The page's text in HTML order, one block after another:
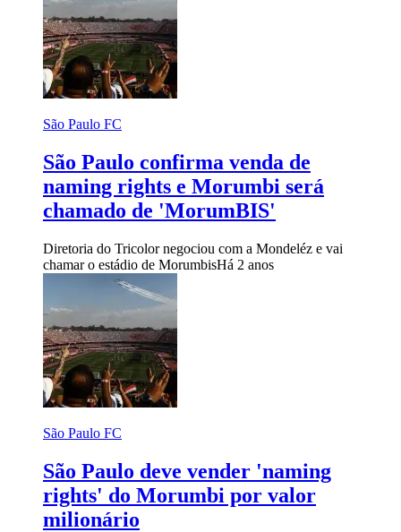
São Paulo FC
São Paulo confirma venda de
naming rights e Morumbi será
chamado de 'MorumBIS'
Diretoria do Tricolor negociou com a Mondeléz e vai
chamar o estádio de MorumbisHá 2 anos
São Paulo FC
São Paulo deve vender 'naming
rights' do Morumbi por valor
milionário